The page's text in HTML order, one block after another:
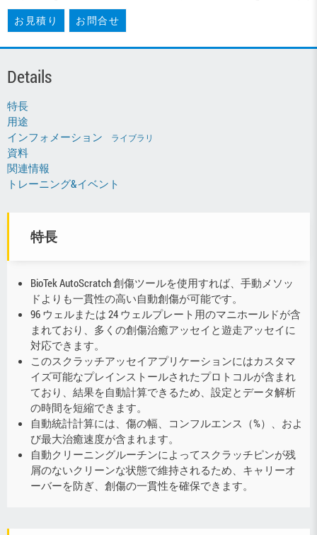
お見積り お問合せ
Details
特長
用途
インフォメーション
ライブラリ
資料
関連情報
トレーニング&イベント
特長
BioTek AutoScratch 創傷ツールを使用すれば、手動メソッ
ドよりも一貫性の高い自動創傷が可能です。
96 ウェルまたは 24 ウェルプレート用のマニホールドが含
まれており、多くの創傷治癒アッセイと遊走アッセイに
対応できます。
このスクラッチアッセイアプリケーションにはカスタマ
イズ可能なプレインストールされたプロトコルが含まれ
ており、結果を自動計算できるため、設定とデータ解析
の時間を短縮できます。
自動統計計算には、傷の幅、コンフルエンス（%）、およ
び最大治癒速度が含まれます。
自動クリーニングルーチンによってスクラッチピンが残
屑のないクリーンな状態で維持されるため、キャリーオ
ーバーを防ぎ、創傷の一貫性を確保できます。